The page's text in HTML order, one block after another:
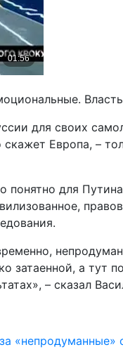
для своих
Европа, –
для
затаенной, а тут
– сказал